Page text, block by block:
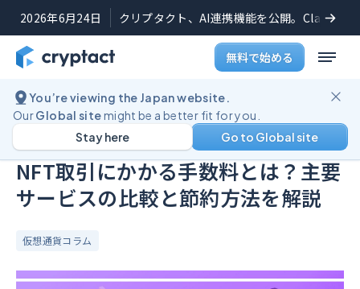
2026年6月24日 クリプタクト、AI連携機能を公開。Claude
無料で始める
You’re viewing the Japan website.
OurGlobal sitemight be a better fit for you.
Go to Global site
Stay here
ブログ
公開日:2024年3月26日(最終更新日:2024年12月10日
NFT取引にかかる手数料とは？主要
サービスの比較と節約方法を解説
仮想通貨コラム